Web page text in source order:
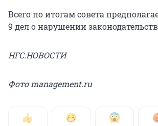
Всего по итогам совета
9 дел о нарушении
НГС.НОВОСТИ
Фото management.ru